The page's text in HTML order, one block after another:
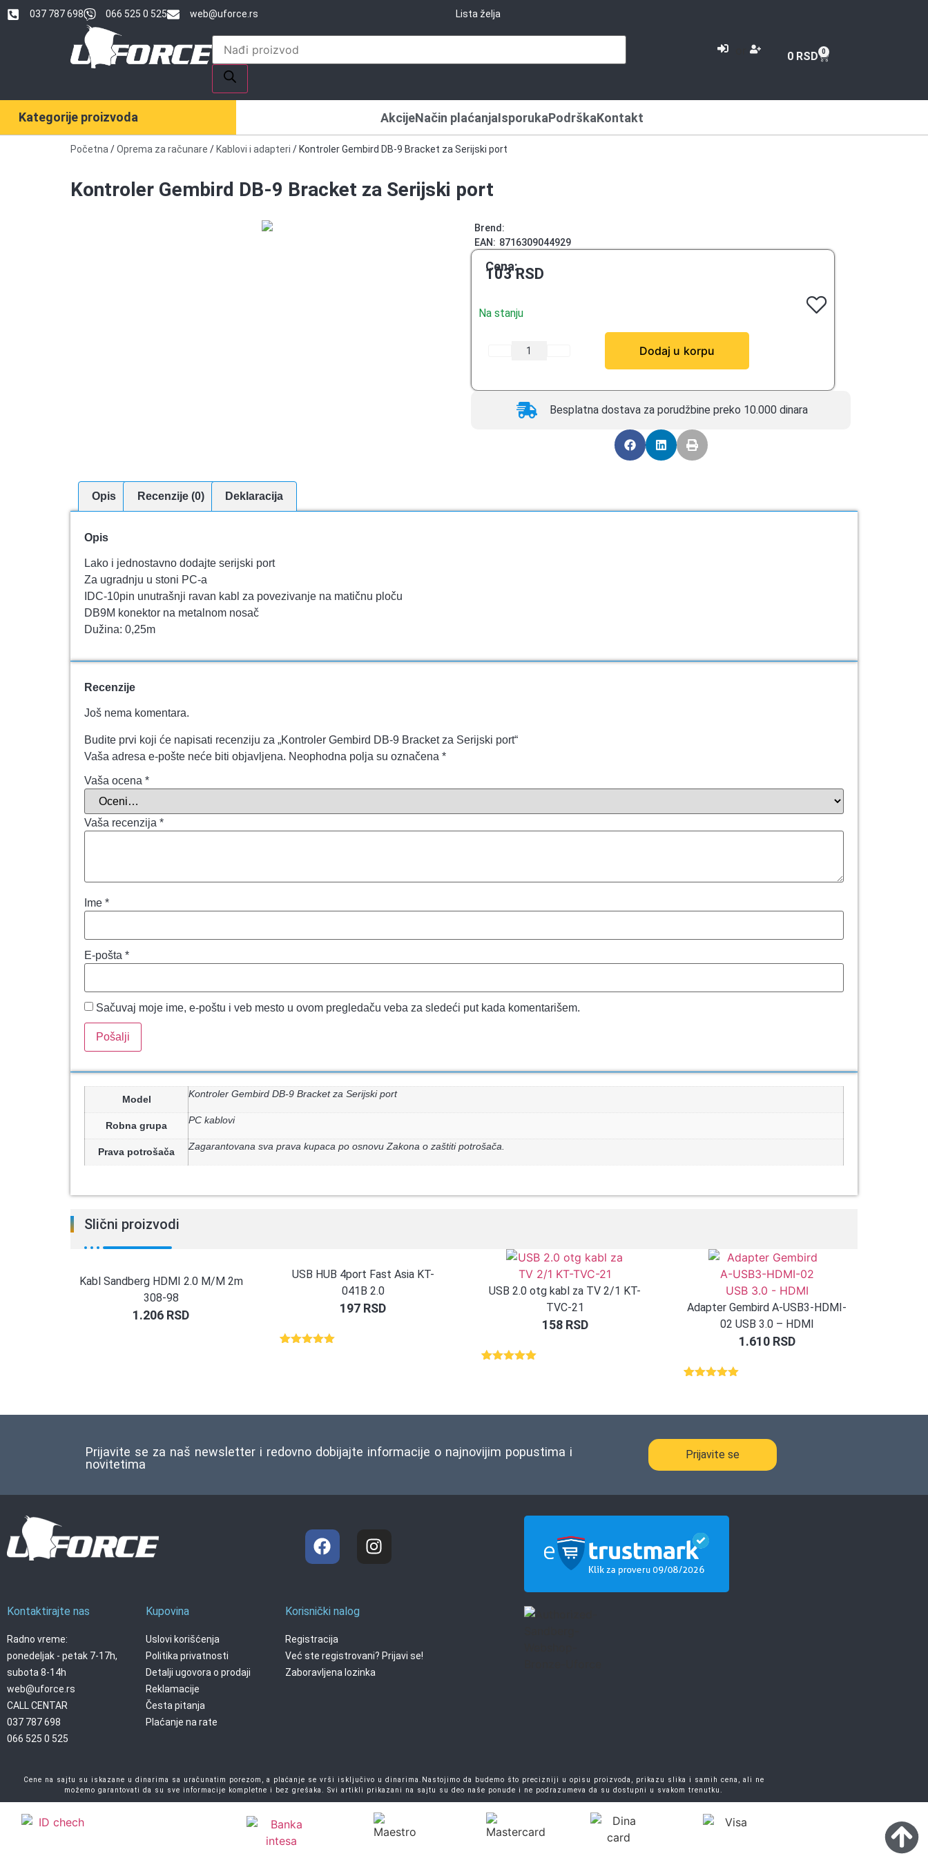
037 787 698 066 525 0 525 web@uforce.rs Lista želja
0 RSD 0
Kategorije proizvoda AkcijeNačin plaćanjaIsporukaPodrškaKontakt
Početna /Oprema za računare / Kablovi i adapteri / Kontroler Gembird DB-9 Bracket za Serijski port
Kontroler Gembird DB-9 Bracket za Serijski port
Brend:
EAN: 8716309044929
Cena:
103RSD
Na stanju
Dodaj u korpu
Besplatna dostava za porudžbine preko 10.000 dinara
Opis Recenzije (0) Deklaracija
Opis
Lako i jednostavno dodajte serijski port
Za ugradnju u stoni PC-a
IDC-10pin unutrašnji ravan kabl za povezivanje na matičnu ploču
DB9M konektor na metalnom nosač
Dužina: 0,25m
Recenzije
Još nema komentara.
Budite prvi koji će napisati recenziju za „Kontroler Gembird DB-9 Bracket za Serijski port“
Vaša adresa e-pošte neće biti objavljena. Neophodna polja su označena *
Vaša ocena *
Vaša recenzija *
Ime *
E-pošta *
Sačuvaj moje ime, e-poštu i veb mesto u ovom pregledaču veba za sledeći put kada komentarišem.
Model Kontroler Gembird DB-9 Bracket za Serijski port
Robna grupa PC kablovi
Prava potrošača Zagarantovana sva prava kupaca po osnovu Zakona o zaštiti potrošača.
Slični proizvodi
Kabl Sandberg HDMI 2.0 M/M 2m
308-98
1.206 RSD
USB HUB 4port Fast Asia KT-
041B 2.0
197 RSD
USB 2.0 otg kabl za TV 2/1 KT-
TVC-21
158 RSD
Adapter Gembird A-USB3-HDMI-
02 USB 3.0 – HDMI
1.610 RSD
ocene
Prijavite se za naš newsletter i redovno dobijajte informacije o najnovijim popustima i
novitetima
Prijavite se
Kontaktirajte nas
Radno vreme:
ponedeljak - petak 7-17h,
subota 8-14h
web@uforce.rs
CALL CENTAR
037 787 698
066 525 0 525
Kupovina
Uslovi korišćenja
Politika privatnosti
Detalji ugovora o prodaji
Reklamacije
Česta pitanja
Plaćanje na rate
Korisnički nalog
Registracija
Već ste registrovani? Prijavi se!
Zaboravljena lozinka
Cene na sajtu su iskazane u dinarima sa uračunatim porezom, a plaćanje se vrši isključivo u dinarima.Nastojimo da budemo što precizniji u opisu proizvoda, prikazu slika i samih cena, ali ne
možemo garantovati da su sve informacije kompletne i bez grešaka. Svi artikli prikazani na sajtu su deo naše ponude i ne podrazumeva da su dostupni u svakom trenutku.